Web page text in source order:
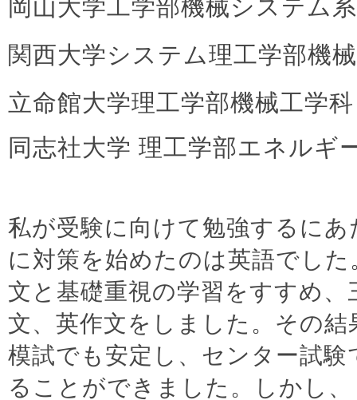
岡山大学工学部機械システム
関西大学システム理工学部機
立命館大学理工学部機械工学
同志社大学 理工学部エネルギ
私が受験に向けて勉強するに
に対策を始めたのは英語でした
文と基礎重視の学習をすすめ、
文、英作文をしました。その結
模試でも安定し、センター試験
ることができました。しかし